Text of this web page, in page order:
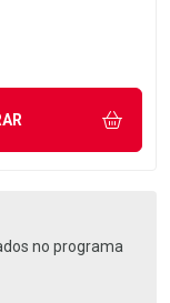
UNIDADE
no programa